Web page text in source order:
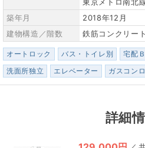
築年月
2018年12月
建物構造／階数
鉄筋コンクリー
オートロック バス・トイレ別 宅配
洗面所独立
エレベーター ガスコンロ
詳細